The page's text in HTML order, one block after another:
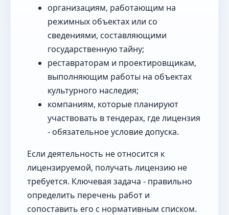
организациям, работающим на
режимных объектах или со
сведениями, составляющими
государственную тайну;
реставраторам и проектировщикам,
выполняющим работы на объектах
культурного наследия;
компаниям, которые планируют
участвовать в тендерах, где лицензия
- обязательное условие допуска.
Если деятельность не относится к
лицензируемой, получать лицензию не
требуется. Ключевая задача - правильно
определить перечень работ и
сопоставить его с нормативным списком.